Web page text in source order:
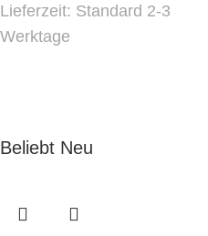
Lieferzeit: Standard 2-3
Werktage
Beliebt Neu